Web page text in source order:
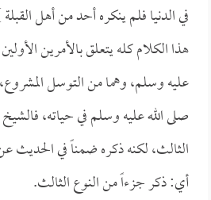
في الدنيا فلم ينكره أحد من أهل
هذا الكلام كله يتعلق بالأمرين
عليه وسلم، وهما من التوسل
صلى الله عليه وسلم في حياته،
الثالث، لكنه ذكره ضمناً في الحديث
أي: ذكر جزءاً من النوع الثالث.